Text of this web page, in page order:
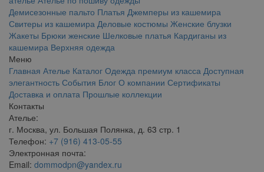
Демисезонные пальто Платья Джемперы из кашемира
Свитеры из кашемира Деловые костюмы Женские блузки
Жакеты Брюки женские Шелковые платья Кардиганы из
кашемира Верхняя одежда
Меню
Главная Ателье Каталог Одежда премиум класса Доступная
элегантность События Блог О компании Сертификаты
Доставка и оплата Прошлые коллекции
Контакты
Ателье:
г. Москва, ул. Большая Полянка, д. 63 стр. 1
Телефон: +7 (916) 413-05-55
Электронная почта:
Email: dommodpn@yandex.ru